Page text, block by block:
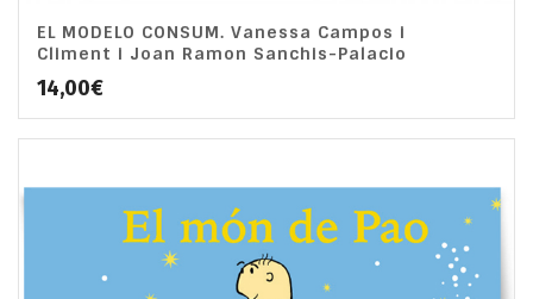
EL MODELO CONSUM. Vanessa Campos i
Climent i Joan Ramon Sanchis-Palacio
14,00€